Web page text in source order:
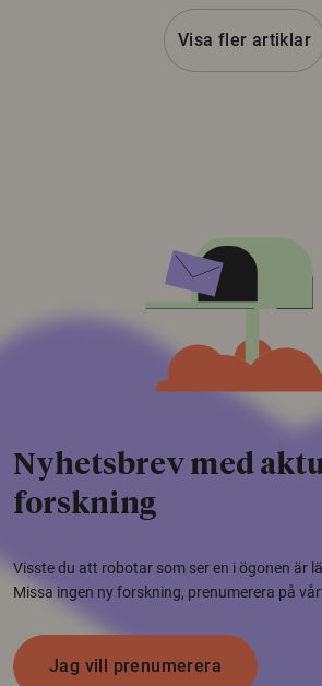
Visa fler artiklar
Nyhetsbrev med
forskning
Visste du att robotar som ser en i ögonen är
Missa ingen ny forskning, prenumerera på
Jag vill prenumerera